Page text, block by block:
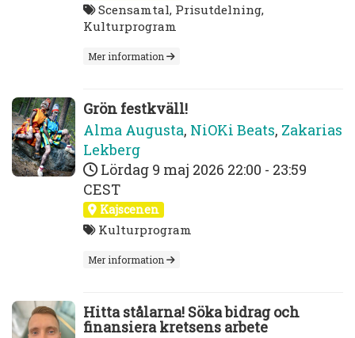
Scensamtal, Prisutdelning,
Kulturprogram
Mer information
Grön festkväll!
Alma Augusta, NiOKi Beats, Zakarias
Lekberg
Lördag 9 maj 2026 22:00 - 23:59
CEST
Kajscenen
Kulturprogram
Mer information
Hitta stålarna! Söka bidrag och
finansiera kretsens arbete